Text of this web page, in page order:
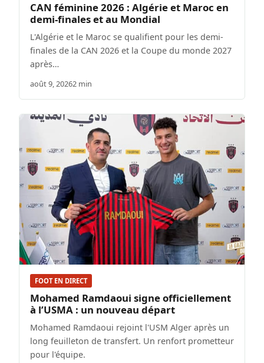
CAN féminine 2026 : Algérie et Maroc en
demi-finales et au Mondial
L'Algérie et le Maroc se qualifient pour les demi-
finales de la CAN 2026 et la Coupe du monde 2027
après…
août 9, 20262 min
FOOT EN DIRECT
Mohamed Ramdaoui signe officiellement
à l’USMA : un nouveau départ
Mohamed Ramdaoui rejoint l'USM Alger après un
long feuilleton de transfert. Un renfort prometteur
pour l'équipe.